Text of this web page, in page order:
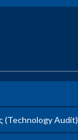
(Technology Audit)